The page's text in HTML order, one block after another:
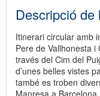
Descripció de
Itinerari circular amb
Pere de Vallhonesta
través del Cim del
d’unes belles vistes
també es troben
Manresa a Barcelona.